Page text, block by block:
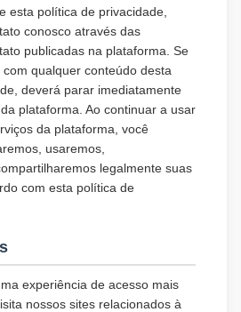
esta política de privacidade,
conosco através das
publicadas na plataforma. Se
qualquer conteúdo desta
deverá parar imediatamente
plataforma. Ao continuar a usar
da plataforma, você
usaremos,
legalmente suas
com esta política de
experiência de acesso mais
nossos sites relacionados à